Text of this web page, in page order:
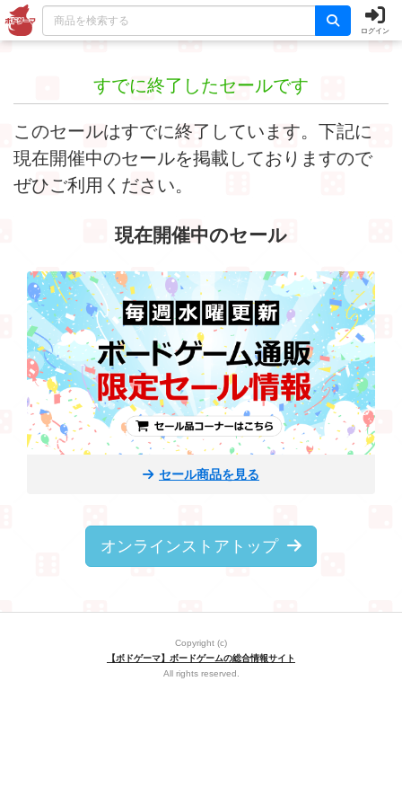
ログイン
すでに終了したセールです
このセールはすでに終了しています。下記に
現在開催中のセールを掲載しておりますので
ぜひご利用ください。
現在開催中のセール
セール商品を見る
オンラインストアトップ
Copyright (c)
【ボドゲーマ】ボードゲームの総合情報サイト
All rights reserved.